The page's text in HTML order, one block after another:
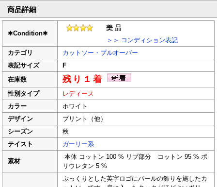
商品詳細
✱Condition✱
＞＞ コンディション表記
カテゴリ
カットソー・プルオーバー
表記サイズ
F
在庫数
残り１着
性別タイプ
レディース
カラー
ホワイト
デザイン
プリント（他）
シーズン
秋
テイスト
ガーリー系
素材
本体 コットン 100 % リブ部分 コットン 95 % ポ
リウレタン 5 %
ぷっくりとした英字ロゴにパールの飾りを施したカ